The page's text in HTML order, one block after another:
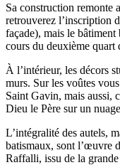
Sa construction remonte
retrouverez l’inscription
façade), mais le bâtiment
cours du deuxième
À l’intérieur, les décors
murs. Sur les voûtes
Saint Gavin, mais aussi,
Dieu le Père sur un
L’intégralité des autels,
batismaux, sont l’œuvre
Raffalli, issu de la